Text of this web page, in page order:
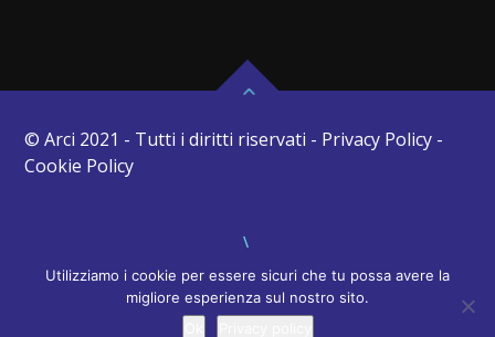
© Arci 2021 - Tutti i diritti riservati - Privacy Policy -
Cookie Policy
Utilizziamo i cookie per essere sicuri che tu possa avere la
migliore esperienza sul nostro sito.